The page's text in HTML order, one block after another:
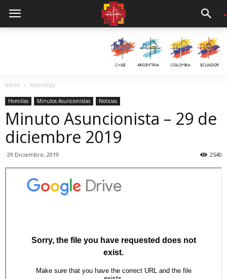
Inicio Homilías
Homilías Minutos Asuncionistas Noticias
Minuto Asuncionista – 29 de
diciembre 2019
29 Diciembre, 2019 2540